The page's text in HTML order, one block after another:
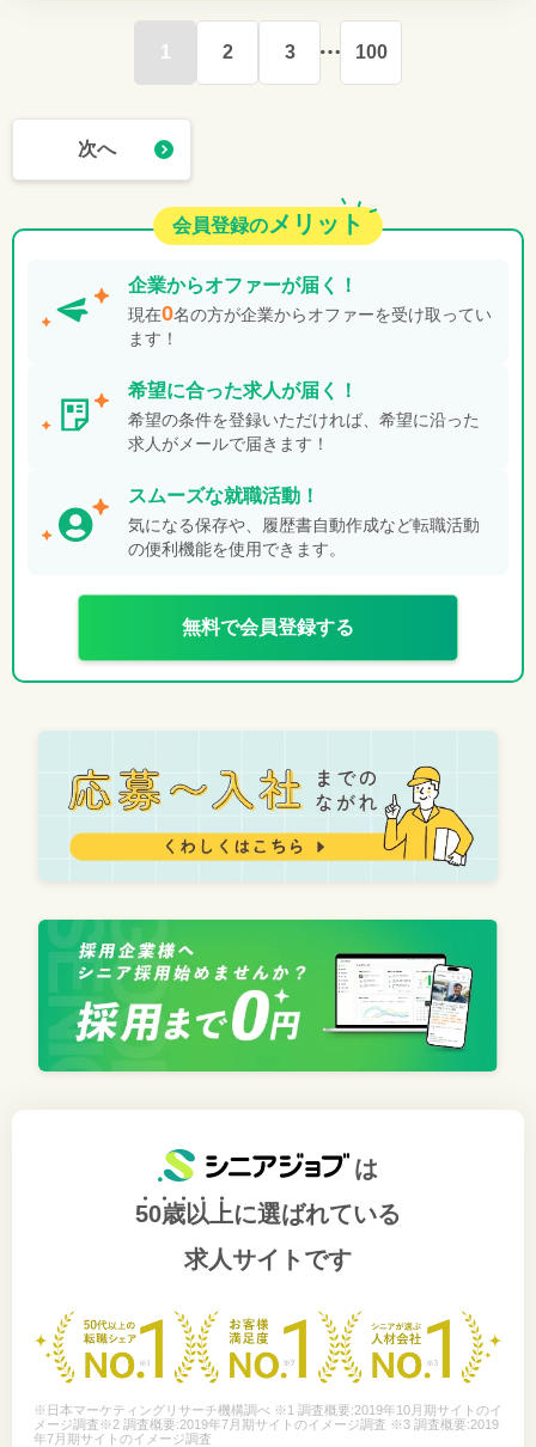
1 2 3 100
次へ
会員登録のメリット
企業からオファーが届く！
現在0名の方が企業からオファーを受け取ってい
ます！
希望に合った求人が届く！
希望の条件を登録いただければ、希望に沿った
求人がメールで届きます！
スムーズな就職活動！
気になる保存や、履歴書自動作成など転職活動
の便利機能を使用できます。
無料で会員登録する
は
50歳以上に選ばれている
求人サイトです
※日本マーケティングリサーチ機構調べ ※1 調査概要:2019年10月期サイトのイ
メージ調査※2 調査概要:2019年7月期サイトのイメージ調査 ※3 調査概要:2019
年7月期サイトのイメージ調査